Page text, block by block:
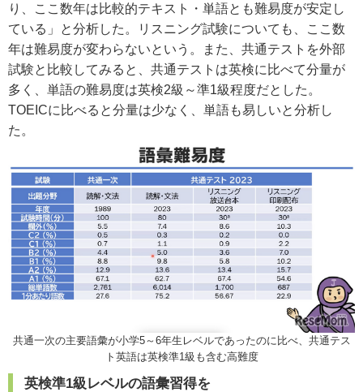
り、ここ数年は比較的テキスト・単語とも難易度が安定し
ている」と分析した。リスニング試験についても、ここ数
年は難易度が変わらないという。また、共通テストを外部
試験と比較してみると、共通テストは英検に比べて分量が
多く、単語の難易度は英検2級～準1級程度だとした。
TOEICに比べると分量は少なく、単語も易しいと分析し
た。
共通一次の主要語彙が小学5～6年生レベルであったのに比べ、共通テス
ト英語は英検準1級も含む高難度
英検準1級レベルの語彙習得を